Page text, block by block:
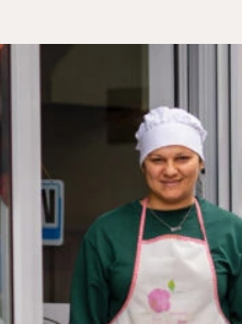
doneren via
de donatiepagina en
waar je aan wilt
biedt ook